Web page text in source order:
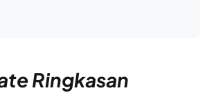
Ringkasan